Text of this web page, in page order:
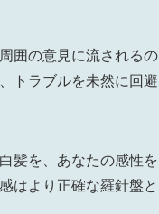
囲の意見に流されるの
トラブルを未然に回避
髪を、あなたの感性を
はより正確な羅針盤と